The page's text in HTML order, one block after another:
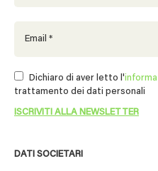
DATI SOCIETARI
Dichiaro di aver letto l'
trattamento dei dati personali